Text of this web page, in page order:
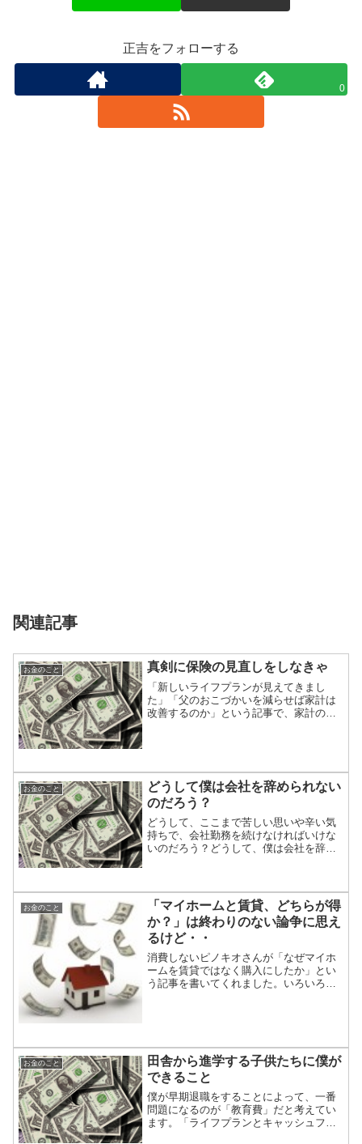
正吉をフォローする
0
関連記事
お金のこと 真剣に保険の見直しをしなきゃ
「新しいライフプランが見えてきまし
た」「父のおこづかいを減らせば家計は
改善するのか」という記事で、家計の固
お金のこと
どうして僕は会社を辞められない
のだろう？
どうして、ここまで苦しい思いや辛い気
持ちで、会社勤務を続けなければいけな
いのだろう？どうして、僕は会社を辞め
人間関係の中で自分の位置...
お金のこと
「マイホームと賃貸、どちらが得
か？」は終わりのない論争に思え
るけど・・
消費しないピノキオさんが「なぜマイホ
ームを賃貸ではなく購入にしたか」とい
う記事を書いてくれました。いろいろと
お金のこと
田舎から進学する子供たちに僕が
できること
僕が早期退職をすることによって、一番
問題になるのが「教育費」だと考えてい
ます。「ライフプランとキャッシュフロ